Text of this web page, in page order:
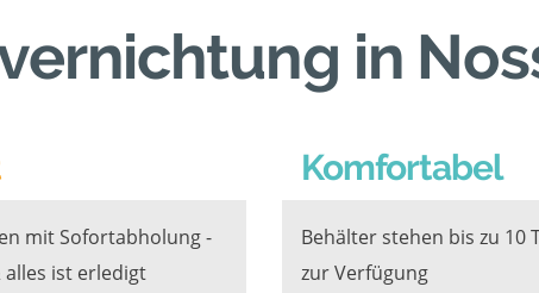
in
mit Sofortabholung -
ist erledigt
Komfortabel
Behälter stehen bis zu 10
zur Verfügung